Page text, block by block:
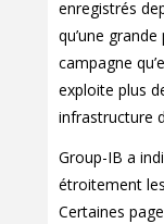
enregistrés
qu’une
campagne
exploite plus
infrastructure
Group-IB a
étroitement
Certaines